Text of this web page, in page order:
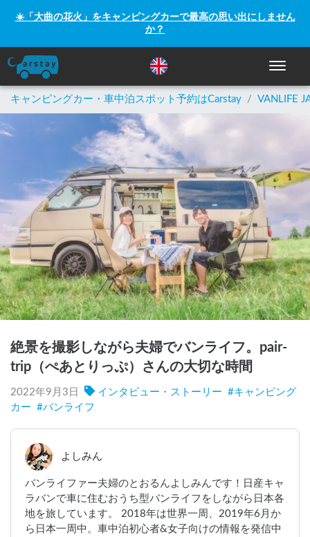
☀️「大曲の花火」をキャンピングカーで最高の思い出にしません
か？
ナビゲ
キャンピングカー・車中泊スポット予約はCarstay / VANLIFE
絶景を撮影しながら夫婦でバンライフ。pair-
trip（ぺあとりっぷ）さんの大切な時間
2022年9月3日 インタビュー・ストーリー #キャンピング
カー #バンライフ
よしみん
バンライファー夫婦のとおるんよしみんです！日産キャ
ラバンで車に住むおうち型バンライフをしながら日本各
地を旅しています。 2018年は世界一周、2019年6月か
ら日本一周中。車中泊初心者&女子向けの情報を発信中